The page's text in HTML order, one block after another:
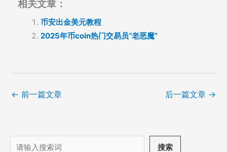
相关文章：
币安出金美元教程
2025年币coin热门交易员“老恶魔”
← 前一篇文章 后一篇文章 →
搜 搜索